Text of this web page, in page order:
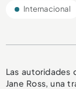
Internacional
Las autoridades
Jane Ross, una